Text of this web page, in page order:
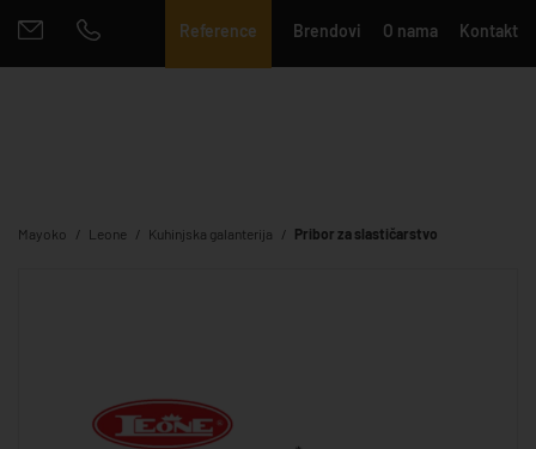
Reference Brendovi O nama Kontakt
Mayoko Leone Kuhinjska galanterija Pribor za slastičarstvo